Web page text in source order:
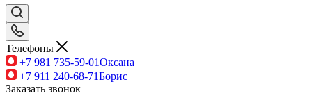
Телефоны
+7 981 735-59-01Оксана
+7 911 240-68-71Борис
Заказать звонок